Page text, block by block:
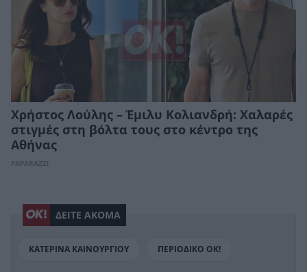
Χρήστος Λούλης – Έμιλυ Κολιανδρή: Χαλαρές
στιγμές στη βόλτα τους στο κέντρο της
Αθήνας
PAPARAZZI
ΔΕΙΤΕ ΑΚΟΜΑ
ΚΑΤΕΡΙΝΑ ΚΑΙΝΟΥΡΓΙΟΥ ΠΕΡΙΟΔΙΚΟ ΟΚ!